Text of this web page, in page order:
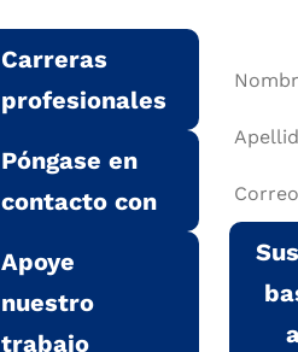
Carreras
profesionales
Póngase en
contacto con
Apoye
nuestro
trabajo